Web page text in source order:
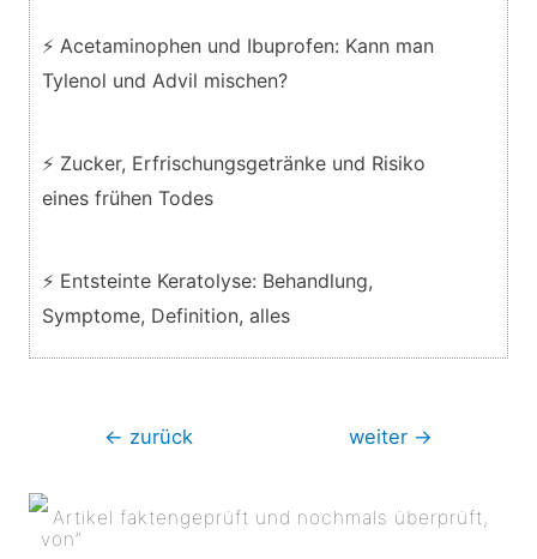
⚡ Acetaminophen und Ibuprofen: Kann man
Tylenol und Advil mischen?
⚡ Zucker, Erfrischungsgetränke und Risiko
eines frühen Todes
⚡ Entsteinte Keratolyse: Behandlung,
Symptome, Definition, alles
Beitragsnavigation
← zurück weiter →
Artikel faktengeprüft und nochmals überprüft,
von”